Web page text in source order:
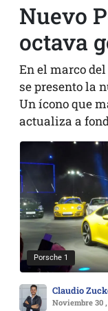
Nuevo
octava
En el marco
se presento la
Un ícono que
actualiza a
Porsche 1
Claudio
Noviembre 30 ,